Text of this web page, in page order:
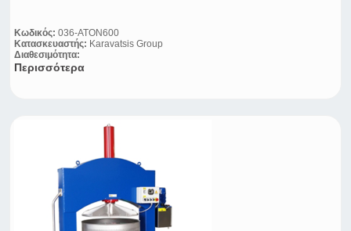
Κωδικός: 036-ATON600
Κατασκευαστής: Karavatsis Group
Διαθεσιμότητα:
Περισσότερα